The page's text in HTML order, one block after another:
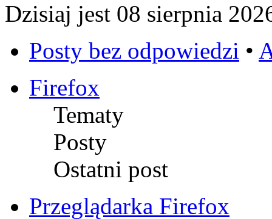
Dzisiaj jest 08 sierpnia
Posty bez odpowiedzi •
Firefox
Tematy
Posty
Ostatni post
Przeglądarka Firefox